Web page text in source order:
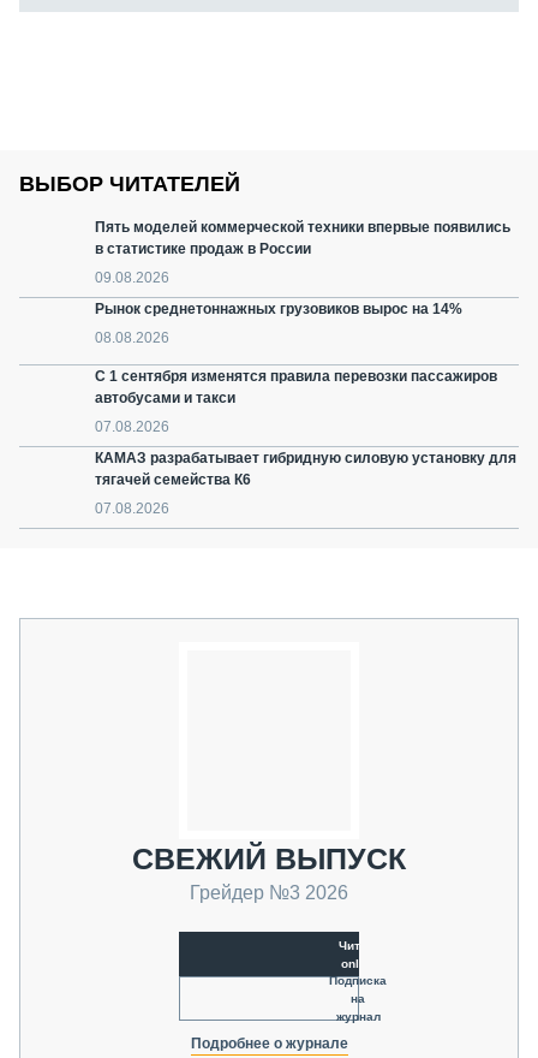
ВЫБОР ЧИТАТЕЛЕЙ
Пять моделей коммерческой техники впервые появились
в статистике продаж в России
09.08.2026
Рынок среднетоннажных грузовиков вырос на 14%
08.08.2026
С 1 сентября изменятся правила перевозки пассажиров
автобусами и такси
07.08.2026
КАМАЗ разрабатывает гибридную силовую установку для
тягачей семейства К6
07.08.2026
СВЕЖИЙ ВЫПУСК
Грейдер №3 2026
Читать
online
Подписка
на
журнал
Подробнее о журнале